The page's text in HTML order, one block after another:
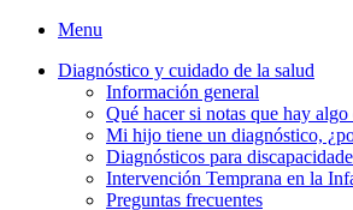
Menu
Diagnóstico y cuidado de la salud
Información general
Qué hacer si notas que hay
Mi hijo tiene un diagnóstico,
Diagnósticos para
Intervención Temprana en la
Preguntas frecuentes